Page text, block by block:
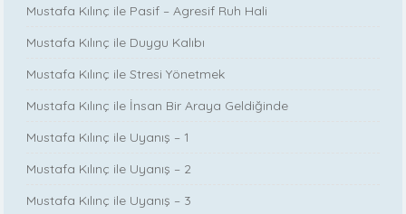
Mustafa Kılınç ile Pasif – Agresif Ruh Hali
Mustafa Kılınç ile Duygu Kalıbı
Mustafa Kılınç ile Stresi Yönetmek
Mustafa Kılınç ile İnsan Bir Araya Geldiğinde
Mustafa Kılınç ile Uyanış – 1
Mustafa Kılınç ile Uyanış – 2
Mustafa Kılınç ile Uyanış – 3